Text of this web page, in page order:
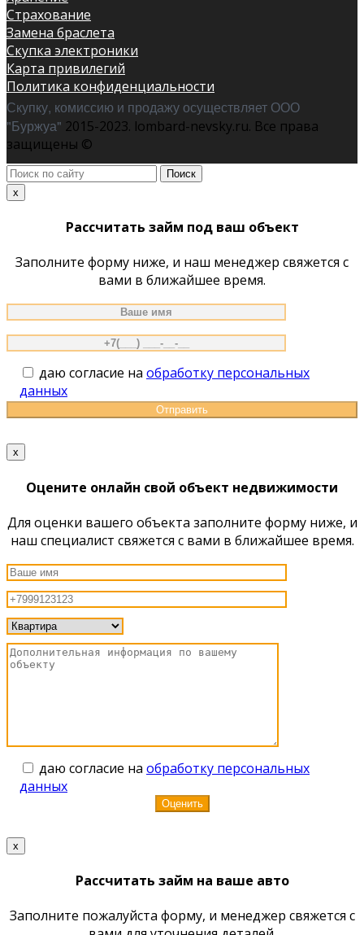
Страхование
Замена браслета
Скупка электроники
Карта привилегий
Политика конфиденциальности
Скупку, комиссию и продажу осуществляет ООО
"Буржуа" 2015-2023. lombard-nevsky.ru. Все права
защищены ©
Поиск
по
x
Рассчитать займ под ваш объект
Заполните форму ниже, и наш менеджер свяжется с
вами в ближайшее время.
даю согласие на обработку персональных
данных
x
Оцените онлайн свой объект недвижимости
Для оценки вашего объекта заполните форму ниже, и
наш специалист свяжется с вами в ближайшее время.
даю согласие на обработку персональных
данных
x
Рассчитать займ на ваше авто
Заполните пожалуйста форму, и менеджер свяжется с